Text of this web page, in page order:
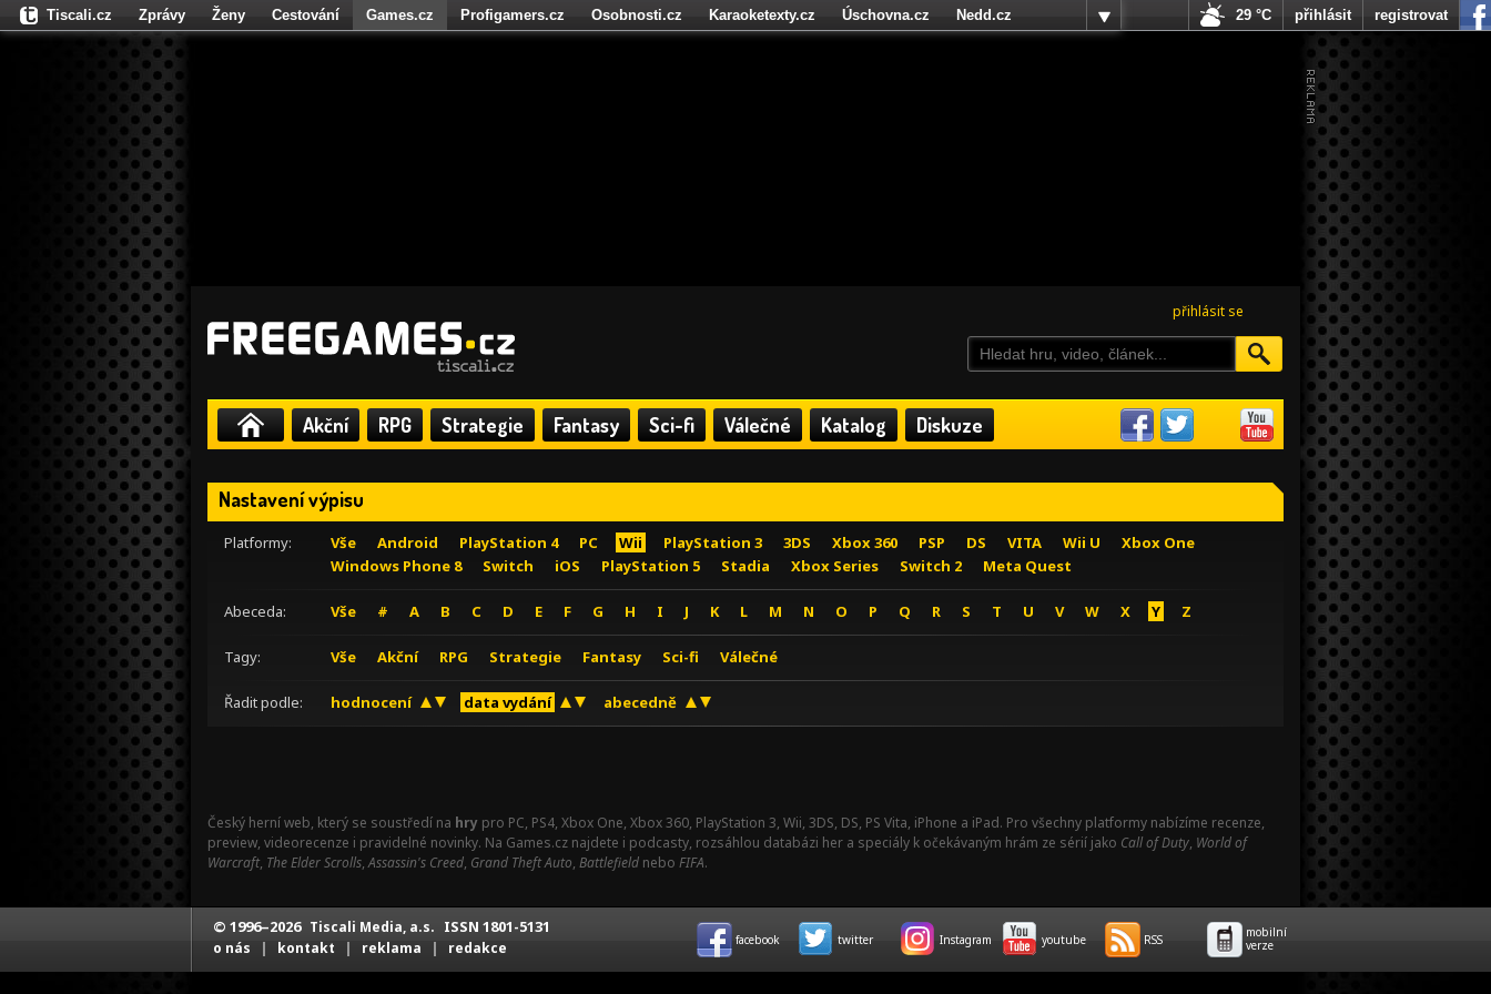
přihlásit se
Akční RPG Strategie Fantasy Sci-fi Válečné Katalog Diskuze
Nastavení výpisu
Platformy: Vše Android PlayStation 4 PC Wii PlayStation 3 3DS Xbox 360 PSP DS VITA Wii U
Xbox One
Windows Phone 8
Switch iOS PlayStation 5 Stadia Xbox Series Switch 2 Meta Quest
Abeceda: Vše # A B C D E F G H I J K L M N O P Q R S T U V W X Y Z
Tagy: Vše Akční RPG Strategie Fantasy Sci-fi Válečné
Řadit podle: hodnocení data vydání abecedně
Český herní web, který se soustředí na hry pro PC, PS4, Xbox One, Xbox 360, PlayStation 3, Wii, 3DS, DS, PS Vita, iPhone a iPad. Pro všechny platformy nabízíme recenze,
preview, videorecenze i pravidelné novinky. Na Games.cz najdete i podcasty, rozsáhlou databázi her a speciály k očekávaným hrám ze sérií jako Call of Duty, World of
Warcraft, The Elder Scrolls,Assassin's Creed, Grand Theft Auto, Battlefield nebo FIFA.
Tiscali.cz Zprávy Ženy Cestování Games.cz Profigamers.cz Osobnosti.cz Karaoketexty.cz Úschovna.cz
Nedd.cz
Fights.cz
29 °C přihlásit registrovat
© 1996–2026 Tiscali Media, a.s. ISSN 1801-5131
o nás | kontakt | reklama | redakce facebook twitter Instagram youtube RSS
mobilní
verze